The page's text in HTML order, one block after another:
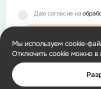
Даю согласие на
Мы используем cookie-
Отключить cookie можно в